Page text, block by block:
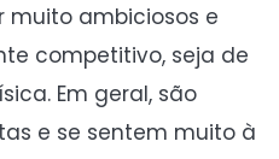
muito ambiciosos e
competitivo, seja de
Em geral, são
e se sentem muito à